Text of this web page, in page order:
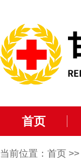
首页
当前位置： 首页 >>